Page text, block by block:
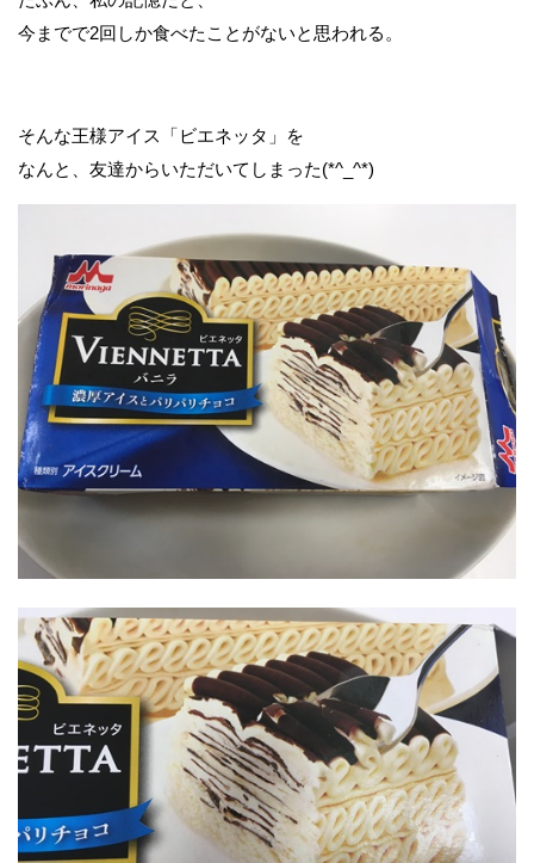
今までで2回しか食べたことがないと思われる。
そんな王様アイス「ビエネッタ」を
なんと、友達からいただいてしまった(*^_^*)